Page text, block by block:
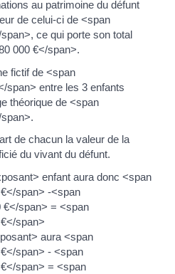
au patrimoine du défunt
de celui-ci de <span
ce qui porte son total
000 €</span>.
fictif de <span
span> entre les 3 enfants
théorique de <span
de chacun la valeur de la
du vivant du défunt.
enfant aura donc <span
span> -<span
€</span> = <span
span>
aura <span
span> - <span
span> = <span